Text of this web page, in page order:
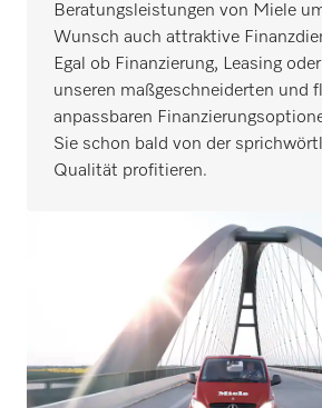
Beratungsleistungen von Miele
Wunsch auch attraktive
Egal ob Finanzierung, Leasing
unseren maßgeschneiderten und
anpassbaren
Sie schon bald von der
Qualität profitieren.